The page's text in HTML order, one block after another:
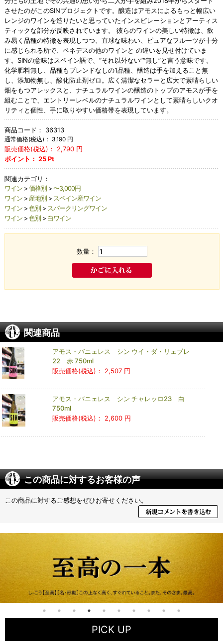
させたのがこのSINプロジェクトです。醸造はアモスによるもっと幅広い
レンジのワインを造りたいと思っていたインスピレーションとアーティス
ティックな部分が反映されています。 彼らのワインの美しい特徴は、飲
み易く品種の特徴を表現しつつ、直球な味わい、ピュアなフルーツが十分
に感じられる所で、ペネデスの他のワインと の違いを見せ付けていま
す。SINの意味はスペイン語で、“それ以外ない”“無し”と言う意味です。
化学肥料無し、品種もブレンドなしの1品種、醸造は手を加えること無
し、添加物無し、酸化防止剤ゼロ。広く清潔なセラーと広大で素晴らしい
畑をもつアレックスと、ナチュラルワインの醸造のトップのアモスが手を
組むことで、エントリーレベルのナチュラルワインとして素晴らしいクオ
リティと個性、手に取りやすい価格帯を表現しています。
商品コード： 36313
通常価格(税込)： 3,190円
販売価格(税込)： 2,790円
ポイント： 25Pt
関連カテゴリ：
ワイン> 価格別 > 〜3,000円
ワイン> 産地別 > スペイン産ワイン
ワイン> 色別 > スパークリングワイン
ワイン> 色別 > 白ワイン
数量：
関連商品
アモス・バニェレス シン ウイ・ダ・リェブレ
22 赤 750ml
販売価格(税込)：
2,507 円
アモス・バニェレス シン チャレッロ23 白
750ml
販売価格(税込)：
2,600 円
この商品に対するお客様の声
この商品に対するご感想をぜひお寄せください。
PICK UP